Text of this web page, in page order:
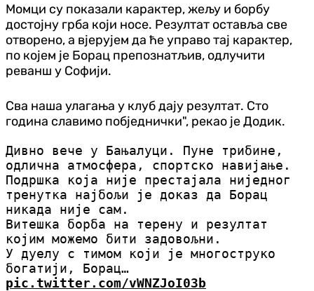
Момци су показали карактер, жељу и борбу
достојну грба који носе. Резултат оставља све
отворено, а вјерујем да ће управо тај карактер,
по којем је Борац препознатљив, одлучити
реванш у Софији.
Сва наша улагања у клуб дају резултат. Сто
година славимо побједнички", рекао је Додик.
Дивно вече у Бањалуци. Пуне трибине,
одлична атмосфера, спортско навијање.
Подршка која није престајала ниједног
тренутка најбољи је доказ да Борац
никада није сам.
Витешка борба на терену и резултат
којим можемо бити задовољни.
У дуелу с тимом који је многоструко
богатији, Борац…
pic.twitter.com/vWNZJoI03b